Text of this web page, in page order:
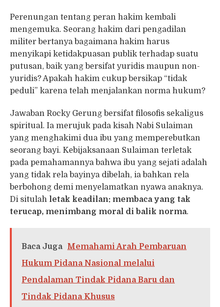
Perenungan tentang peran hakim kembali
mengemuka. Seorang hakim dari pengadilan
militer bertanya bagaimana hakim harus
menyikapi ketidakpuasan publik terhadap suatu
putusan, baik yang bersifat yuridis maupun non-
yuridis? Apakah hakim cukup bersikap “tidak
peduli” karena telah menjalankan norma hukum?
Jawaban Rocky Gerung bersifat filosofis sekaligus
spiritual. Ia merujuk pada kisah Nabi Sulaiman
yang menghakimi dua ibu yang memperebutkan
seorang bayi. Kebijaksanaan Sulaiman terletak
pada pemahamannya bahwa ibu yang sejati adalah
yang tidak rela bayinya dibelah, ia bahkan rela
berbohong demi menyelamatkan nyawa anaknya.
Di situlah letak keadilan: membaca yang tak
terucap, menimbang moral di balik norma.
Baca Juga
Memahami Arah Pembaruan
Hukum Pidana Nasional melalui
Pendalaman Tindak Pidana Baru dan
Tindak Pidana Khusus